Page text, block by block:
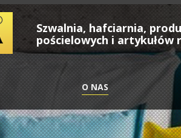
Szwalnia, hafciarnia,
pościelowych i artykułów
O NAS